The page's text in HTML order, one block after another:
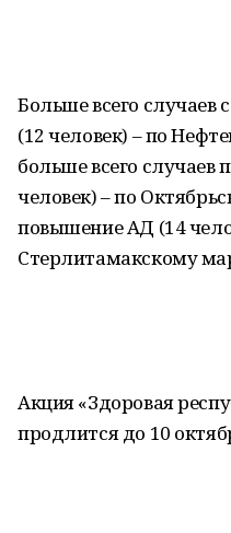
Больше всего
(12 человек) – по
больше всего случаев
человек) – по
повышение АД (14
Стерлитамакскому
Акция «Здоровая
продлится до 10